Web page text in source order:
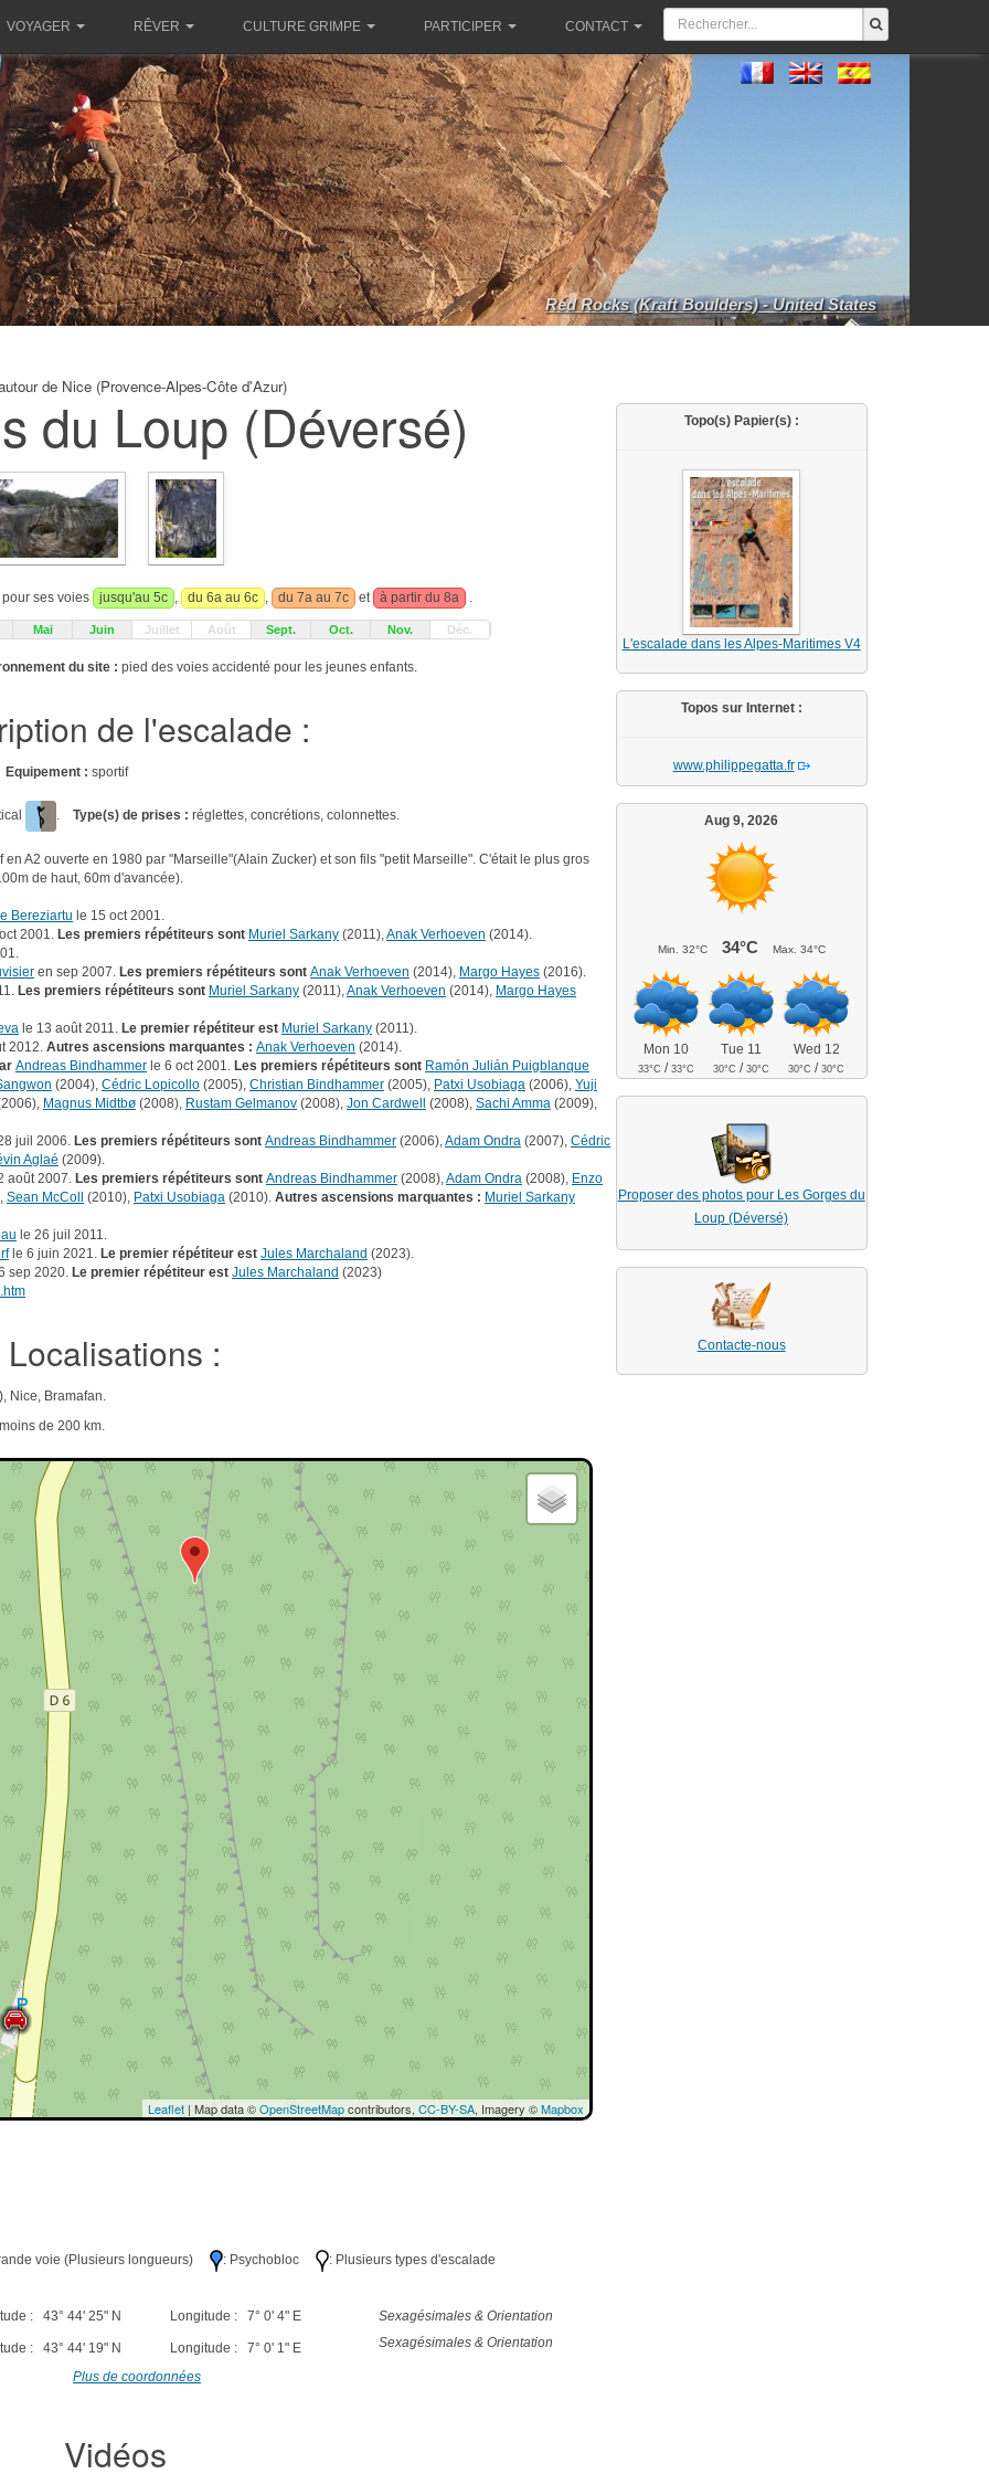
VOYAGER RÊVER CULTURE GRIMPE PARTICIPER CONTACT
Red Rocks (Kraft Boulders) - United States
de Nice (Provence-Alpes-Côte d'Azur)
du Loup (Déversé)
ses voies jusqu'au 5c , du 6a au 6c , du 7a au 7c et à partir du 8a .
Mai Juin Juillet Août Sept. Oct. Nov. Déc.
du site : pied des voies accidenté pour les jeunes enfants.
de l'escalade :
Equipement : sportif
. Type(s) de prises : réglettes, concrétions, colonnettes.
A2 ouverte en 1980 par "Marseille"(Alain Zucker) et son fils "petit Marseille". C'était le plus gros
de haut, 60m d'avancée).
Bereziartu le 15 oct 2001.
2001. Les premiers répétiteurs sont Muriel Sarkany (2011),Anak Verhoeven (2014).
en sep 2007. Les premiers répétiteurs sont Anak Verhoeven (2014), Margo Hayes (2016).
Les premiers répétiteurs sont Muriel Sarkany (2011),Anak Verhoeven (2014), Margo Hayes
le 13 août 2011. Le premier répétiteur est Muriel Sarkany (2011).
2012. Autres ascensions marquantes : Anak Verhoeven (2014).
Andreas Bindhammer le 6 oct 2001. Les premiers répétiteurs sont Ramón Julián Puigblanque
(2004), Cédric Lopicollo (2005), Christian Bindhammer (2005), Patxi Usobiaga (2006), Yuji
Magnus Midtbø (2008), Rustam Gelmanov (2008), Jon Cardwell (2008), Sachi Amma (2009),
juil 2006. Les premiers répétiteurs sont Andreas Bindhammer (2006),Adam Ondra (2007), Cédric
Aglaé (2009).
août 2007. Les premiers répétiteurs sont Andreas Bindhammer (2008),Adam Ondra (2008), Enzo
Sean McColl (2010), Patxi Usobiaga (2010). Autres ascensions marquantes : Muriel Sarkany
le 26 juil 2011.
le 6 juin 2021. Le premier répétiteur est Jules Marchaland (2023).
sep 2020. Le premier répétiteur est Jules Marchaland (2023)
Localisations :
Nice, Bramafan.
de 200 km.
Leaflet| Map data ©OpenStreetMapcontributors, CC-BY-SA, Imagery ©Mapbox
voie (Plusieurs longueurs) : Psychobloc : Plusieurs types d'escalade
: 43° 44' 25" N Longitude : 7° 0' 4" E Sexagésimales & Orientation
: 43° 44' 19" N Longitude : 7° 0' 1" E Sexagésimales & Orientation
Plus de coordonnées
Vidéos
Topo(s) Papier(s) :
L'escalade dans les Alpes-Maritimes V4
Topos sur Internet :
www.philippegatta.fr
Aug 9, 2026
Min. 32°C 34°C Max. 34°C
Mon 10
33°C /33°C
Tue 11
30°C /30°C
Wed 12
30°C /30°C
Proposer des photos pour Les Gorges du
Loup (Déversé)
Contacte-nous